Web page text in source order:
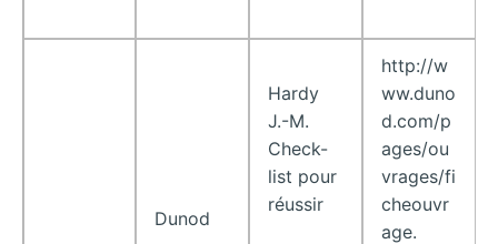
Dunod
Hardy
J.-M.
Check-
list pour
réussir
http://w
ww.duno
d.com/p
ages/ou
vrages/fi
cheouvr
age.